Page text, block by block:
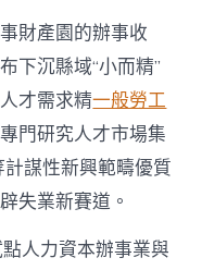
財產園的辦事收
下沉縣域“小而精”
才需求精一般勞工
門研究人才市場集
謀性新興範疇優質
失業新賽道。
人力資本辦事業與